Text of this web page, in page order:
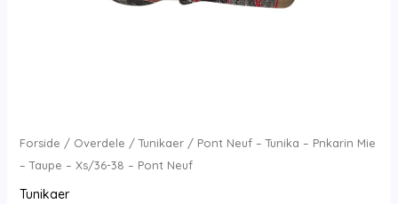
Forside / Overdele /Tunikaer/ Pont Neuf – Tunika – Pnkarin Mie
– Taupe – Xs/36-38 – Pont Neuf
Tunikaer